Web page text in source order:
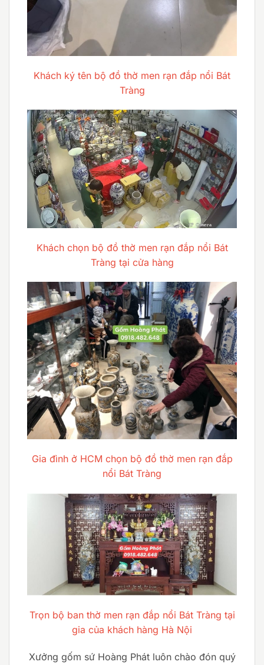
Khách ký tên bộ đồ thờ men rạn đắp nổi Bát
Tràng
Khách chọn bộ đồ thờ men rạn đắp nổi Bát
Tràng tại cửa hàng
Gia đình ở HCM chọn bộ đồ thờ men rạn đắp
nổi Bát Tràng
Trọn bộ ban thờ men rạn đắp nổi Bát Tràng tại
gia của khách hàng Hà Nội
Xưởng gốm sứ Hoàng Phát luôn chào đón quý